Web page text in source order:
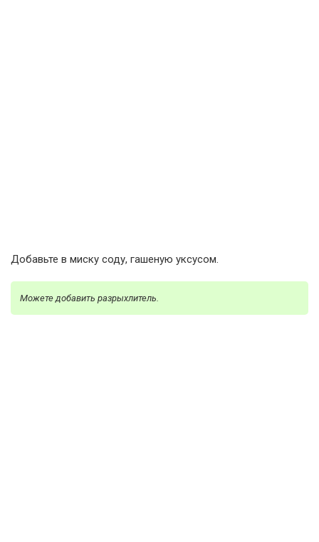
Добавьте в миску соду, гашеную уксусом.
Можете добавить разрыхлитель.